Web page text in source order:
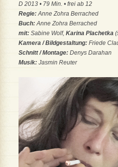
D 2013 • 79 Min. • frei ab 12
Regie:Anne Zohra Berrached
Buch:Anne Zohra Berrached
mit: Sabine Wolf, Karina Plachetka
Kamera / Bildgestaltung: Friede
Schnitt / Montage: Denys Darahan
Musik: Jasmin Reuter